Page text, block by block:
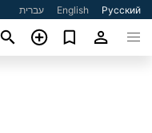
עברית English Русский